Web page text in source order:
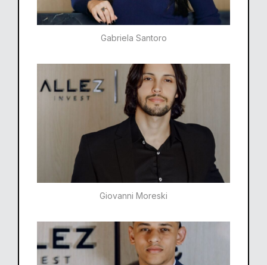
Gabriela Santoro​
Giovanni Moreski